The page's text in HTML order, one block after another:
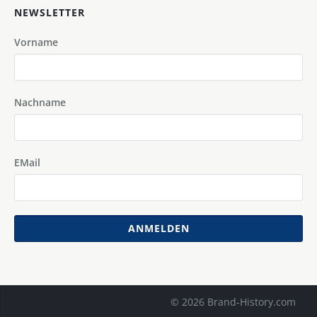
NEWSLETTER
Vorname
Nachname
EMail
ANMELDEN
© 2026 Brand-History.com